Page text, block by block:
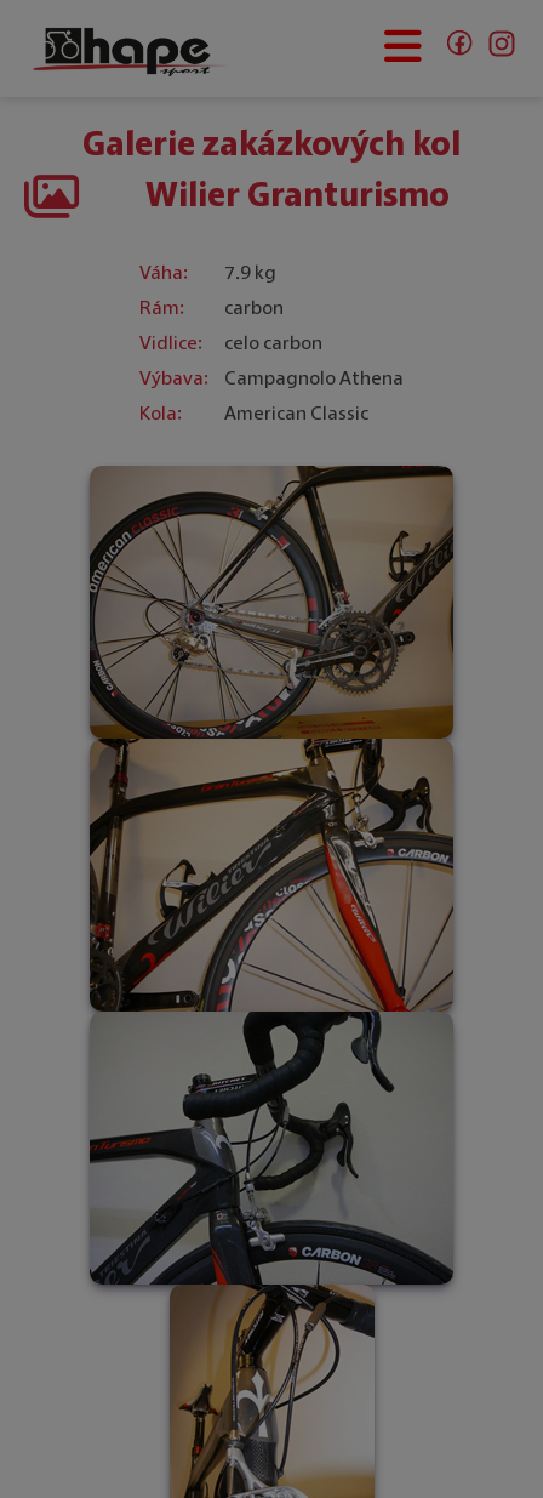
ORBEA
AKTUALITY
Galerie zakázkových kol
Wilier Granturismo
Váha:
7.9 kg
Rám:
carbon
Vidlice:
celo carbon
Výbava:
Campagnolo Athena
Kola:
American Classic